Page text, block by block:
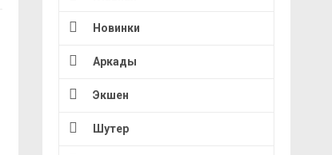
Новинки
Аркады
Экшен
Шутер